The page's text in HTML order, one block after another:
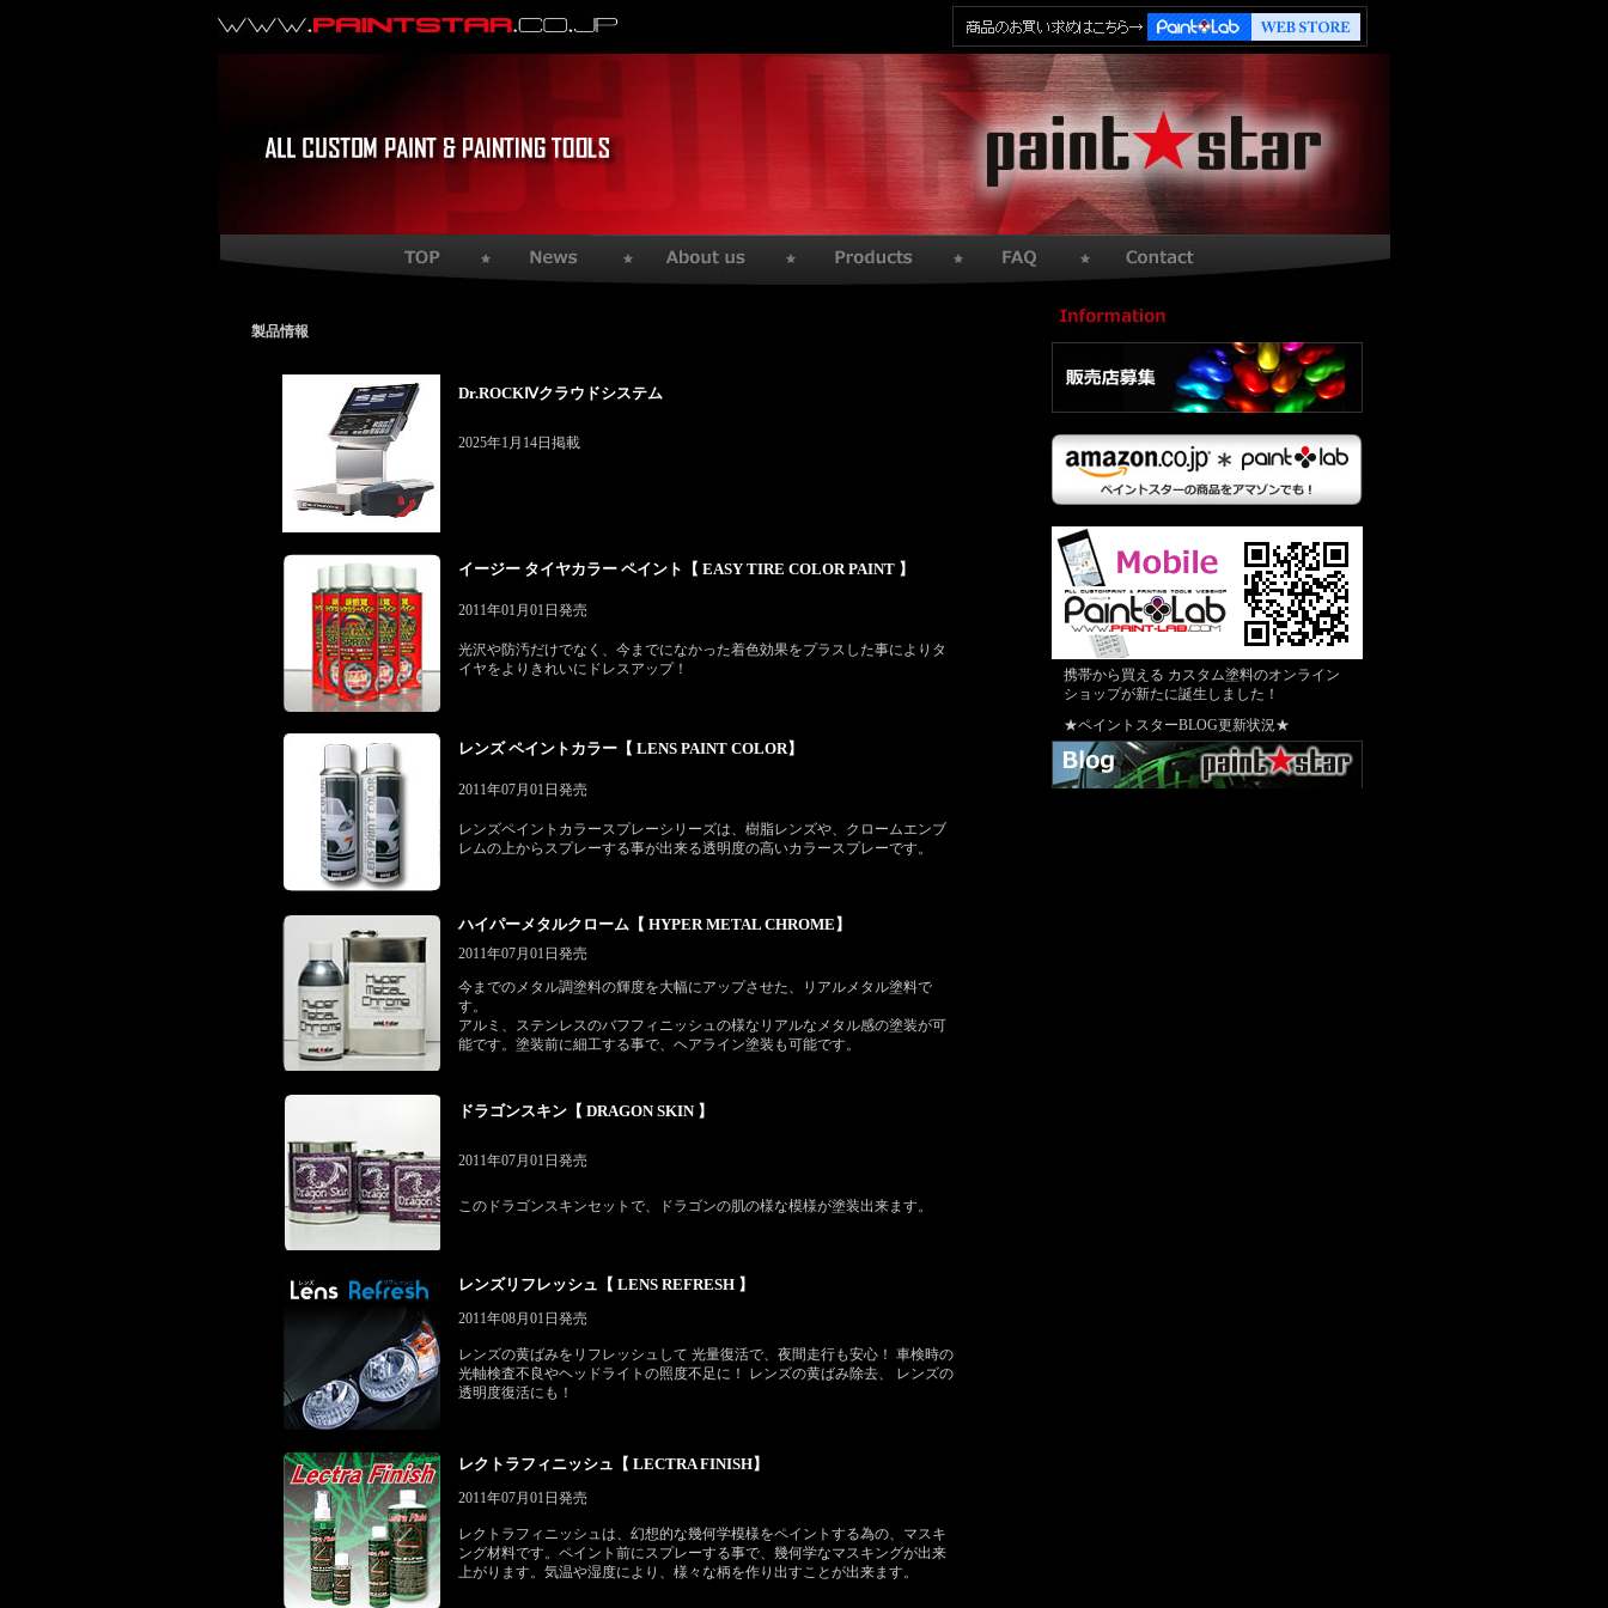
製品情報
Dr.ROCKⅣクラウドシステム
2025年1月14日掲載
イージー タイヤカラー ペイント【 EASY TIRE COLOR PAINT 】
2011年01月01日発売
光沢や防汚だけでなく、今までになかった着色効果をプラスした事によりタ
イヤをよりきれいにドレスアップ！
レンズ ペイントカラー【 LENS PAINT COLOR】
2011年07月01日発売
レンズペイントカラースプレーシリーズは、樹脂レンズや、クロームエンブ
レムの上からスプレーする事が出来る透明度の高いカラースプレーです。
ハイパーメタルクローム【 HYPER METAL CHROME】
2011年07月01日発売
今までのメタル調塗料の輝度を大幅にアップさせた、リアルメタル塗料で
す。
アルミ、ステンレスのバフフィニッシュの様なリアルなメタル感の塗装が可
能です。塗装前に細工する事で、ヘアライン塗装も可能です。
ドラゴンスキン【 DRAGON SKIN 】
2011年07月01日発売
このドラゴンスキンセットで、ドラゴンの肌の様な模様が塗装出来ます。
レンズリフレッシュ【 LENS REFRESH 】
2011年08月01日発売
レンズの黄ばみをリフレッシュして 光量復活で、夜間走行も安心！ 車検時の
光軸検査不良やヘッドライトの照度不足に！ レンズの黄ばみ除去、 レンズの
透明度復活にも！
レクトラフィニッシュ【 LECTRA FINISH】
2011年07月01日発売
レクトラフィニッシュは、幻想的な幾何学模様をペイントする為の、マスキ
ング材料です。ペイント前にスプレーする事で、幾何学なマスキングが出来
上がります。気温や湿度により、様々な柄を作り出すことが出来ます。
携帯から買える カスタム塗料のオンライン
ショップが新たに誕生しました！
★ペイントスターBLOG更新状況★